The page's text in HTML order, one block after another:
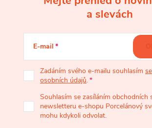
a slevách
E-mail
Zadáním svého e-mailu souhlasím
osobních údajů.
Souhlasím se zasíláním obchodních
newsletteru e-shopu Porcelánový
mohu kdykoli odvolat.